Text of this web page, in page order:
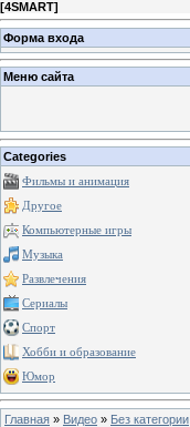
[4SMART]
Форма входа
Меню сайта
Categories
Фильмы и анимация
Другое
Компьютерные игры
Музыка
Развлечения
Сериалы
Спорт
Хобби и образование
Юмор
Главная » Видео » Без категории